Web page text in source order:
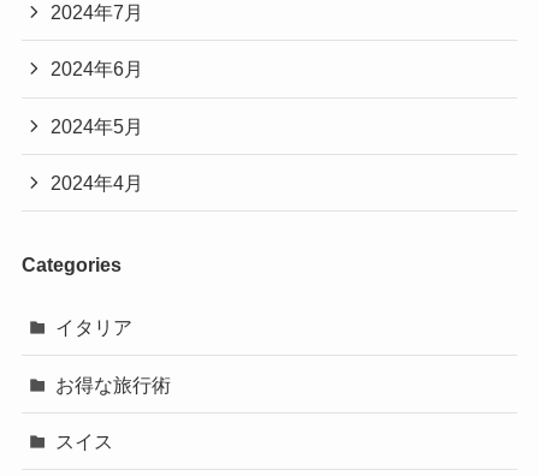
2024年7月
2024年6月
2024年5月
2024年4月
Categories
イタリア
お得な旅行術
スイス